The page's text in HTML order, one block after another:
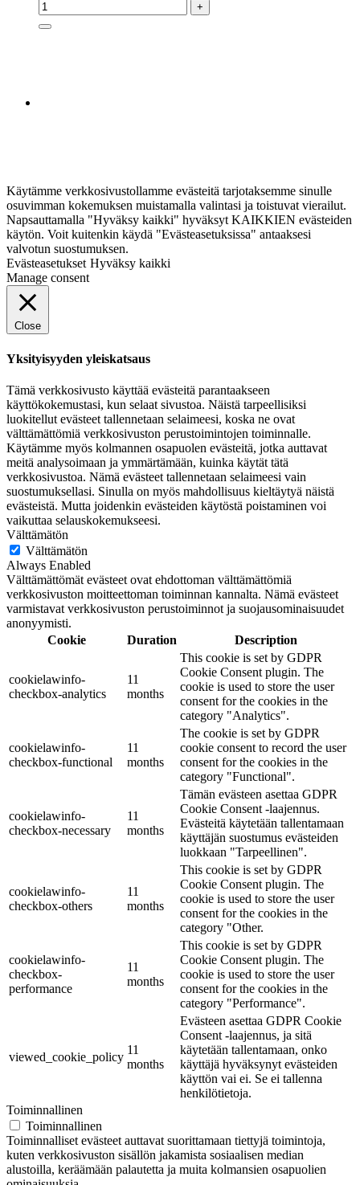
+
Käytämme verkkosivustollamme evästeitä tarjotaksemme sinulle
osuvimman kokemuksen muistamalla valintasi ja toistuvat vierailut.
Napsauttamalla "Hyväksy kaikki" hyväksyt KAIKKIEN evästeiden
käytön. Voit kuitenkin käydä "Evästeasetuksissa" antaaksesi
valvotun suostumuksen.
Evästeasetukset Hyväksy kaikki
Manage consent
Close
Yksityisyyden yleiskatsaus
Tämä verkkosivusto käyttää evästeitä parantaakseen
käyttökokemustasi, kun selaat sivustoa. Näistä tarpeellisiksi
luokitellut evästeet tallennetaan selaimeesi, koska ne ovat
välttämättömiä verkkosivuston perustoimintojen toiminnalle.
Käytämme myös kolmannen osapuolen evästeitä, jotka auttavat
meitä analysoimaan ja ymmärtämään, kuinka käytät tätä
verkkosivustoa. Nämä evästeet tallennetaan selaimeesi vain
suostumuksellasi. Sinulla on myös mahdollisuus kieltäytyä näistä
evästeistä. Mutta joidenkin evästeiden käytöstä poistaminen voi
vaikuttaa selauskokemukseesi.
Välttämätön
Välttämätön
Always Enabled
Välttämättömät evästeet ovat ehdottoman välttämättömiä
verkkosivuston moitteettoman toiminnan kannalta. Nämä evästeet
varmistavat verkkosivuston perustoiminnot ja suojausominaisuudet
anonyymisti.
Cookie
Duration Description
cookielawinfo-
checkbox-analytics
11
months
This cookie is set by GDPR
Cookie Consent plugin. The
cookie is used to store the user
consent for the cookies in the
category "Analytics".
cookielawinfo-
checkbox-functional
11
months
The cookie is set by GDPR
cookie consent to record the user
consent for the cookies in the
category "Functional".
cookielawinfo-
checkbox-necessary
11
months
Tämän evästeen asettaa GDPR
Cookie Consent -laajennus.
Evästeitä käytetään tallentamaan
käyttäjän suostumus evästeiden
luokkaan "Tarpeellinen".
cookielawinfo-
checkbox-others
11
months
This cookie is set by GDPR
Cookie Consent plugin. The
cookie is used to store the user
consent for the cookies in the
category "Other.
cookielawinfo-
checkbox-
performance
11
months
This cookie is set by GDPR
Cookie Consent plugin. The
cookie is used to store the user
consent for the cookies in the
category "Performance".
viewed_cookie_policy
11
months
Evästeen asettaa GDPR Cookie
Consent -laajennus, ja sitä
käytetään tallentamaan, onko
käyttäjä hyväksynyt evästeiden
käyttön vai ei. Se ei tallenna
henkilötietoja.
Toiminnallinen
Toiminnallinen
Toiminnalliset evästeet auttavat suorittamaan tiettyjä toimintoja,
kuten verkkosivuston sisällön jakamista sosiaalisen median
alustoilla, keräämään palautetta ja muita kolmansien osapuolien